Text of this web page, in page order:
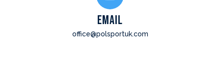
EMAIL
office@polsportuk.com